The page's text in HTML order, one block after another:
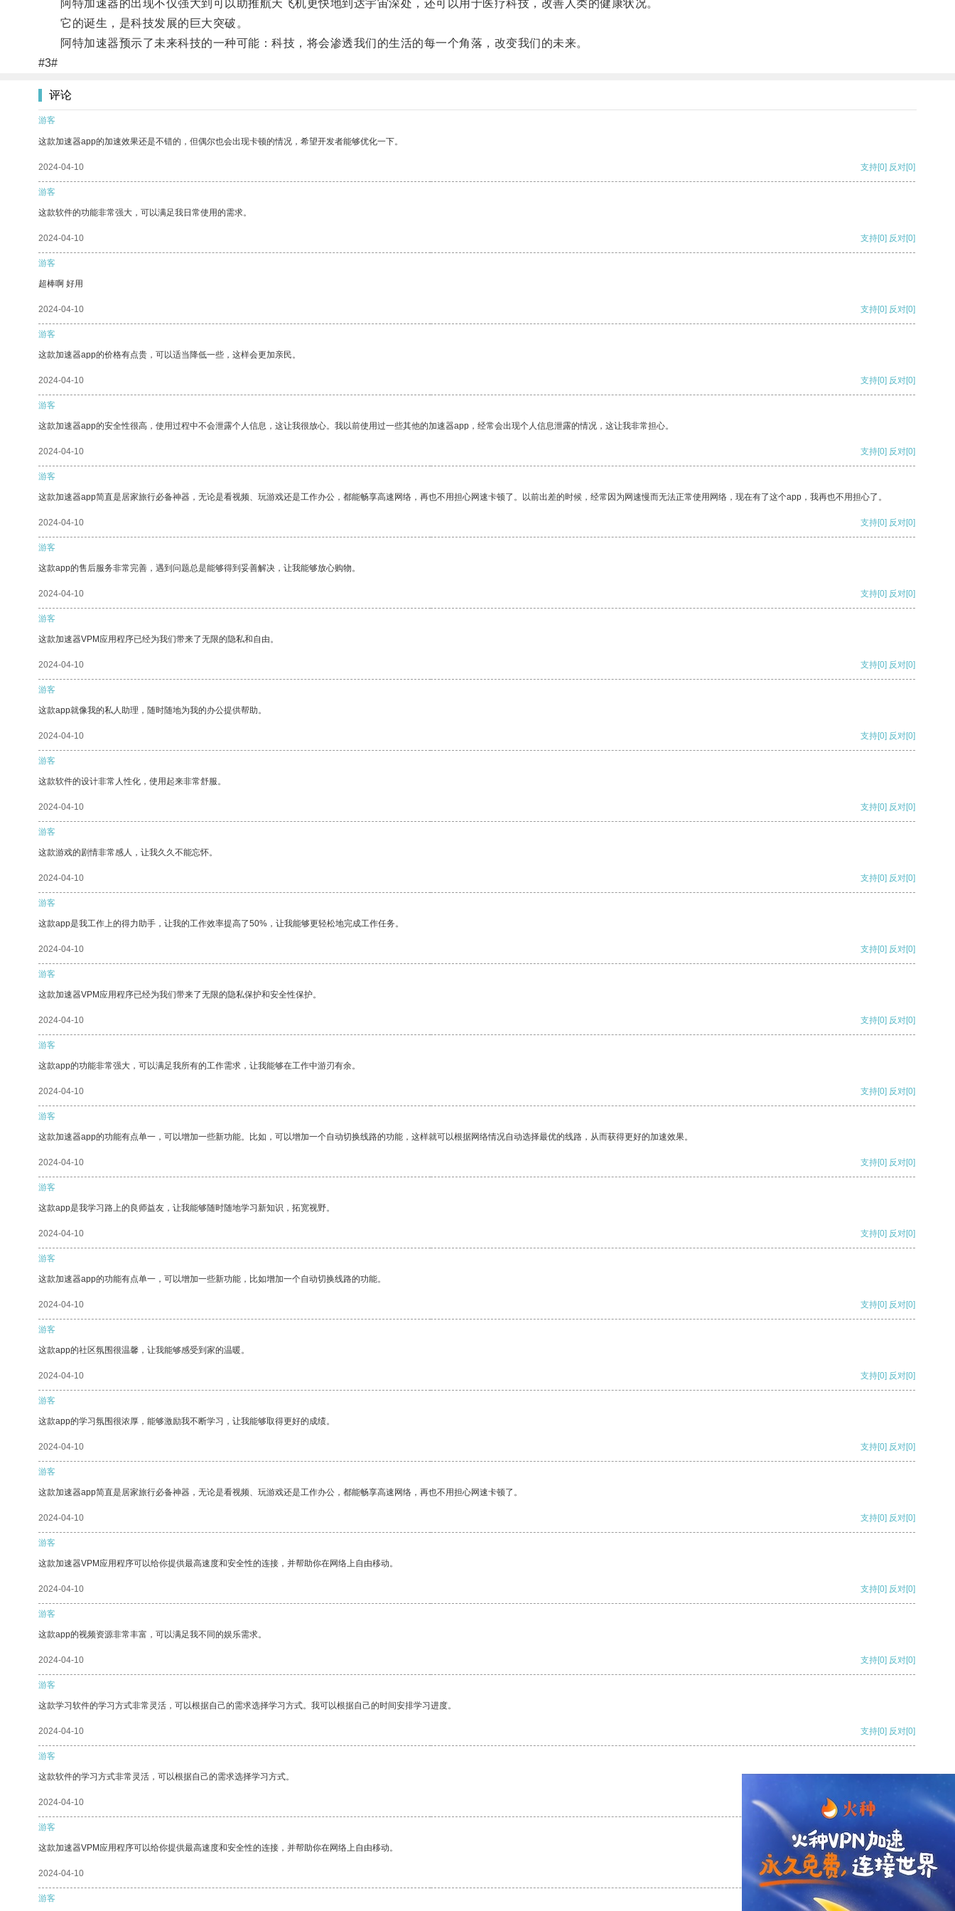
阿特加速器的出现不仅强大到可以助推航天飞机更快地到达宇宙深处，还可以用于医疗科技，改善人类的健康状况。
它的诞生，是科技发展的巨大突破。
阿特加速器预示了未来科技的一种可能：科技，将会渗透我们的生活的每一个角落，改变我们的未来。
#3#
评论
游客
这款加速器app的加速效果还是不错的，但偶尔也会出现卡顿的情况，希望开发者能够优化一下。
2024-04-10 支持[0] 反对[0]
游客
这款软件的功能非常强大，可以满足我日常使用的需求。
2024-04-10 支持[0] 反对[0]
游客
超棒啊 好用
2024-04-10 支持[0] 反对[0]
游客
这款加速器app的价格有点贵，可以适当降低一些，这样会更加亲民。
2024-04-10 支持[0] 反对[0]
游客
这款加速器app的安全性很高，使用过程中不会泄露个人信息，这让我很放心。我以前使用过一些其他的加速器app，经常会出现个人信息泄露的情况，这让我非常担心。
2024-04-10 支持[0] 反对[0]
游客
这款加速器app简直是居家旅行必备神器，无论是看视频、玩游戏还是工作办公，都能畅享高速网络，再也不用担心网速卡顿了。以前出差的时候，经常因为网速慢而无法正常使用网络，现在有了这个app，我再也不用担心了。
2024-04-10 支持[0] 反对[0]
游客
这款app的售后服务非常完善，遇到问题总是能够得到妥善解决，让我能够放心购物。
2024-04-10 支持[0] 反对[0]
游客
这款加速器VPM应用程序已经为我们带来了无限的隐私和自由。
2024-04-10 支持[0] 反对[0]
游客
这款app就像我的私人助理，随时随地为我的办公提供帮助。
2024-04-10 支持[0] 反对[0]
游客
这款软件的设计非常人性化，使用起来非常舒服。
2024-04-10 支持[0] 反对[0]
游客
这款游戏的剧情非常感人，让我久久不能忘怀。
2024-04-10 支持[0] 反对[0]
游客
这款app是我工作上的得力助手，让我的工作效率提高了50%，让我能够更轻松地完成工作任务。
2024-04-10 支持[0] 反对[0]
游客
这款加速器VPM应用程序已经为我们带来了无限的隐私保护和安全性保护。
2024-04-10 支持[0] 反对[0]
游客
这款app的功能非常强大，可以满足我所有的工作需求，让我能够在工作中游刃有余。
2024-04-10 支持[0] 反对[0]
游客
这款加速器app的功能有点单一，可以增加一些新功能。比如，可以增加一个自动切换线路的功能，这样就可以根据网络情况自动选择最优的线路，从而获得更好的加速效果。
2024-04-10 支持[0] 反对[0]
游客
这款app是我学习路上的良师益友，让我能够随时随地学习新知识，拓宽视野。
2024-04-10 支持[0] 反对[0]
游客
这款加速器app的功能有点单一，可以增加一些新功能，比如增加一个自动切换线路的功能。
2024-04-10 支持[0] 反对[0]
游客
这款app的社区氛围很温馨，让我能够感受到家的温暖。
2024-04-10 支持[0] 反对[0]
游客
这款app的学习氛围很浓厚，能够激励我不断学习，让我能够取得更好的成绩。
2024-04-10 支持[0] 反对[0]
游客
这款加速器app简直是居家旅行必备神器，无论是看视频、玩游戏还是工作办公，都能畅享高速网络，再也不用担心网速卡顿了。
2024-04-10 支持[0] 反对[0]
游客
这款加速器VPM应用程序可以给你提供最高速度和安全性的连接，并帮助你在网络上自由移动。
2024-04-10 支持[0] 反对[0]
游客
这款app的视频资源非常丰富，可以满足我不同的娱乐需求。
2024-04-10 支持[0] 反对[0]
游客
这款学习软件的学习方式非常灵活，可以根据自己的需求选择学习方式。我可以根据自己的时间安排学习进度。
2024-04-10 支持[0] 反对[0]
游客
这款软件的学习方式非常灵活，可以根据自己的需求选择学习方式。
2024-04-10 支持
游客
这款加速器VPM应用程序可以给你提供最高速度和安全性的连接，并帮助你在网络上自由移动。
2024-04-10 支持[0] 反对[0]
游客